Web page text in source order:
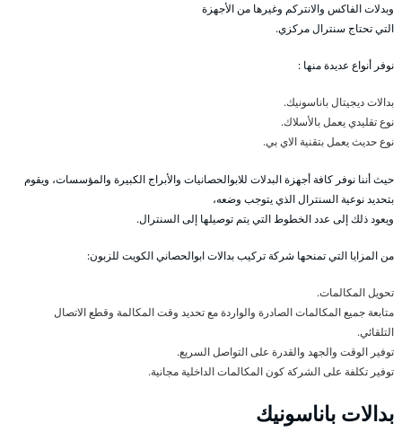
وبدلات الفاكس والانتركم وغيرها من الأجهزة
التي تحتاج سنترال مركزي.
نوفر أنواع عديدة منها :
بدالات ديجيتال باناسونيك.
نوع تقليدي يعمل بالأسلاك.
نوع حديث يعمل بتقنية الاي بي.
حيث أننا نوفر كافة أجهزة البدلات للابوالحصانيات والأبراج الكبيرة والمؤسسات، ويقوم
بتحديد نوعية السنترال الذي يتوجب وضعه،
ويعود ذلك إلى عدد الخطوط التي يتم توصيلها إلى السنترال.
من المزايا التي تمنحها شركة تركيب بدالات ابوالحصاني الكويت للزبون:
تحويل المكالمات.
متابعة جميع المكالمات الصادرة والواردة مع تحديد وقت المكالمة وقطع الاتصال
التلقائي.
توفير الوقت والجهد والقدرة على التواصل السريع.
توفير تكلفة على الشركة كون المكالمات الداخلية مجانية.
بدالات باناسونيك